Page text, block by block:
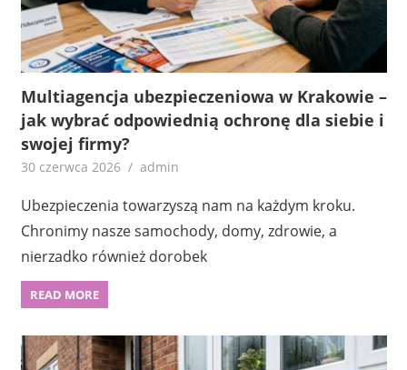
Multiagencja ubezpieczeniowa w Krakowie –
jak wybrać odpowiednią ochronę dla siebie i
swojej firmy?
30 czerwca 2026 admin
Ubezpieczenia towarzyszą nam na każdym kroku.
Chronimy nasze samochody, domy, zdrowie, a
nierzadko również dorobek
READ MORE